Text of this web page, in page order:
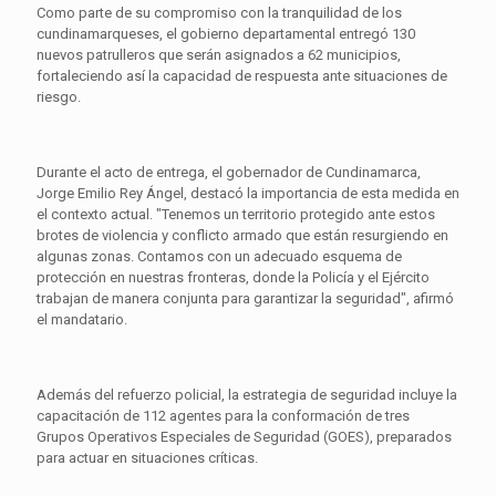
Como parte de su compromiso con la tranquilidad de los
cundinamarqueses, el gobierno departamental entregó 130
nuevos patrulleros que serán asignados a 62 municipios,
fortaleciendo así la capacidad de respuesta ante situaciones de
riesgo.
Durante el acto de entrega, el gobernador de Cundinamarca,
Jorge Emilio Rey Ángel, destacó la importancia de esta medida en
el contexto actual. "Tenemos un territorio protegido ante estos
brotes de violencia y conflicto armado que están resurgiendo en
algunas zonas. Contamos con un adecuado esquema de
protección en nuestras fronteras, donde la Policía y el Ejército
trabajan de manera conjunta para garantizar la seguridad", afirmó
el mandatario.
Además del refuerzo policial, la estrategia de seguridad incluye la
capacitación de 112 agentes para la conformación de tres
Grupos Operativos Especiales de Seguridad (GOES), preparados
para actuar en situaciones críticas.